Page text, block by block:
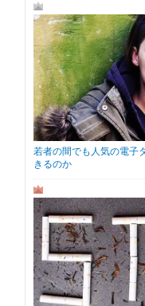
若者の間でも人気の電子
きるのか